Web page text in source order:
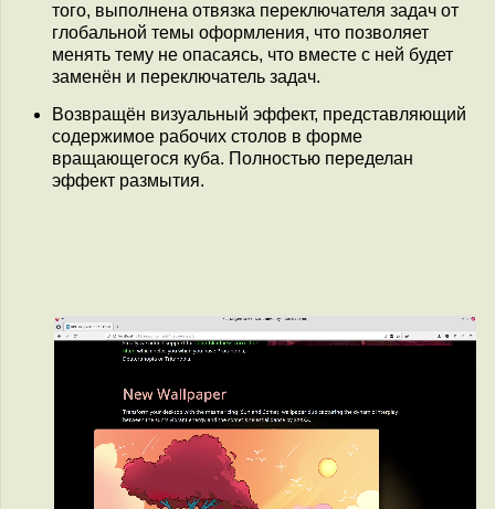
того, выполнена отвязка переключателя задач от
глобальной темы оформления, что позволяет
менять тему не опасаясь, что вместе с ней будет
заменён и переключатель задач.
Возвращён визуальный эффект, представляющий
содержимое рабочих столов в форме
вращающегося куба. Полностью переделан
эффект размытия.